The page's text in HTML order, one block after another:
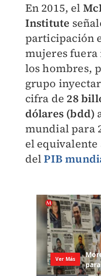
En 2015, el
Institute
participación
mujeres fuera
loshombres,
grupo inyectar
cifra de 28
dólares (bdd)
mundial para
el equivalente
delPIB